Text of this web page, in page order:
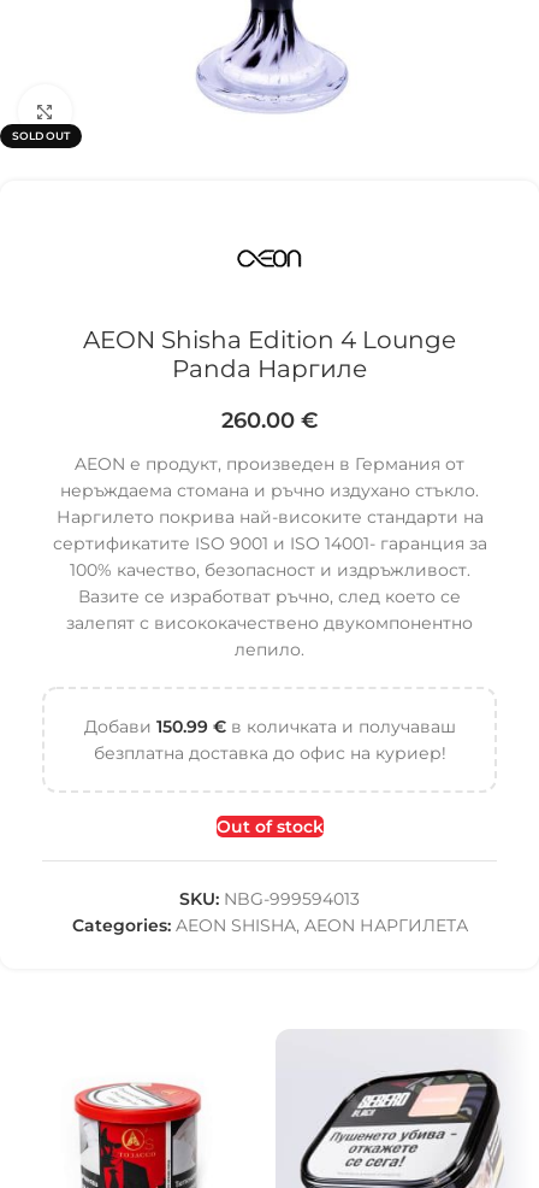
SOLD OUT
AEON Shisha Edition 4 Lounge
Panda Наргиле
260.00 €
AEON е продукт, произведен в Германия от
неръждаема стомана и ръчно издухано стъкло.
Наргилето покрива най-високите стандарти на
сертификатите ISO 9001 и ISO 14001- гаранция за
100% качество, безопасност и издръжливост.
Вазите се изработват ръчно, след което се
залепят с висококачествено двукомпонентно
лепило.
Добави 150.99 €в количката и получаваш
безплатна доставка до офис на куриер!
Out of stock
SKU: NBG-999594013
Categories: AEON SHISHA, AEON НАРГИЛЕТА